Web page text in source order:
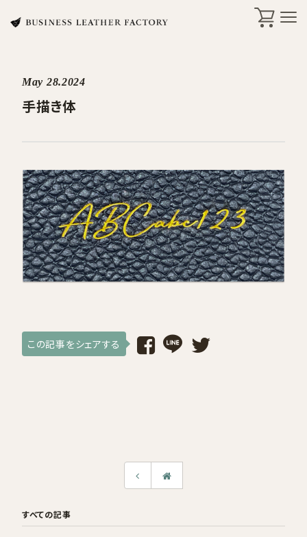
オリジナル刻印・ギフト
ケア・修理
店舗一覧
May 28.2024
手描き体
この記事をシェアする
すべての記事